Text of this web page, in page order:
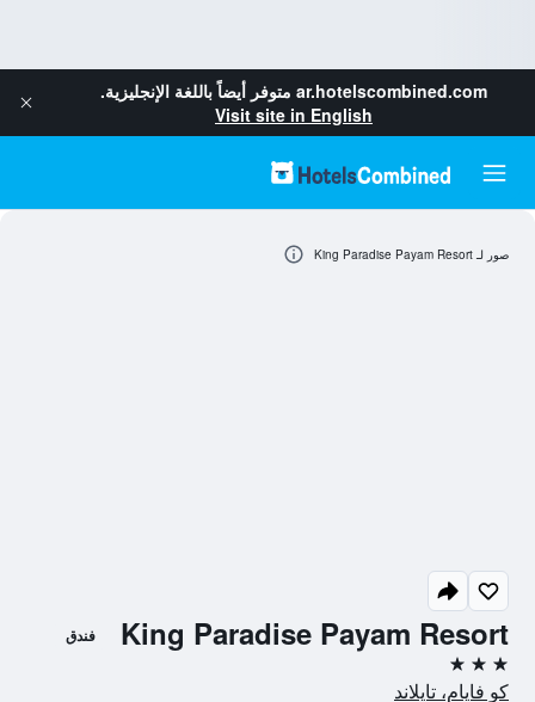
ar.hotelscombined.com متوفر أيضاً باللغة الإنجليزية.
Visit site in English
King Paradise Payam Resort فندق
3 نجوم
كو فايام، تايلاند
صور لـ King Paradise Payam Resort